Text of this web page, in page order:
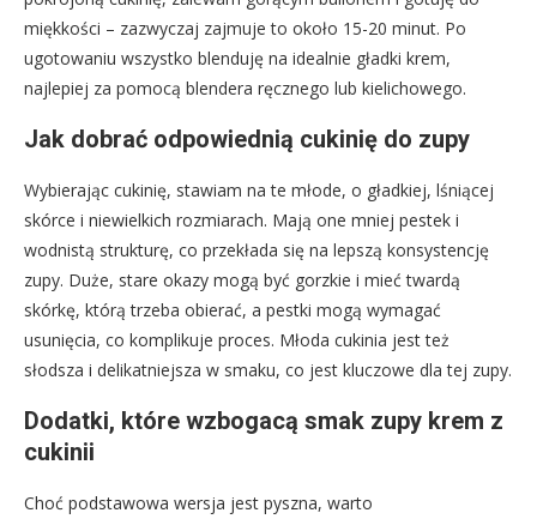
miękkości – zazwyczaj zajmuje to około 15-20 minut. Po
ugotowaniu wszystko blenduję na idealnie gładki krem,
najlepiej za pomocą blendera ręcznego lub kielichowego.
Jak dobrać odpowiednią cukinię do zupy
Wybierając cukinię, stawiam na te młode, o gładkiej, lśniącej
skórce i niewielkich rozmiarach. Mają one mniej pestek i
wodnistą strukturę, co przekłada się na lepszą konsystencję
zupy. Duże, stare okazy mogą być gorzkie i mieć twardą
skórkę, którą trzeba obierać, a pestki mogą wymagać
usunięcia, co komplikuje proces. Młoda cukinia jest też
słodsza i delikatniejsza w smaku, co jest kluczowe dla tej zupy.
Dodatki, które wzbogacą smak zupy krem z
cukinii
Choć podstawowa wersja jest pyszna, warto